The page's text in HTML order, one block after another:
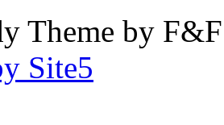
Theme by
Site5